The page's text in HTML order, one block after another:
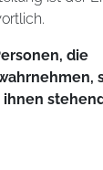
die